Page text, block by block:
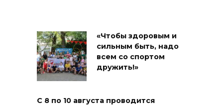
«Чтобы здоровым и
сильным быть, надо
всем со спортом
дружить!»
С 8 по 10 августа проводится